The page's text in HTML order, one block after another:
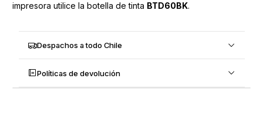
impresora utilice la botella de tinta BTD60BK.
Despachos a todo Chile
Políticas de devolución